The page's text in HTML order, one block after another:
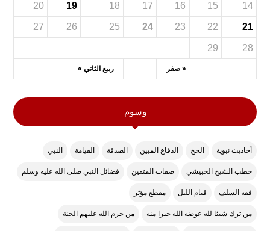
« صفر ربيع الثاني »
14
15
16
17
18
19
20
21
22
23
24
25
26
27
28
29
وسوم
أحاديث نبوية الحج الدفاع المبين الصدقة القيامة النبي
خطب الشيخ الحبيشي صفات المتقين فضائل النبي صلى الله عليه وسلم
فقه السلف قيام الليل مقطع مؤثر
من ترك شيئا لله عوضه الله خيرا منه من حرم الله عليهم الجنة